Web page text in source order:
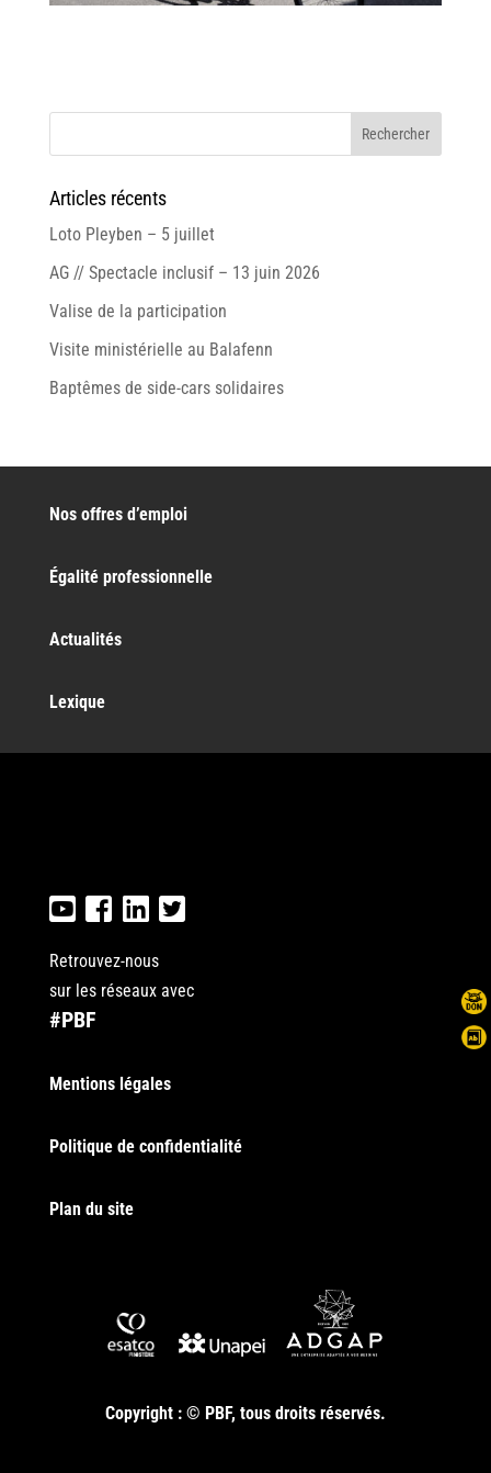
Articles récents
Loto Pleyben – 5 juillet
AG // Spectacle inclusif – 13 juin 2026
Valise de la participation
Visite ministérielle au Balafenn
Baptêmes de side-cars solidaires
Nos offres d’emploi
Égalité professionnelle
Actualités
Lexique
Retrouvez-nous
sur les réseaux avec
#PBF
Mentions légales
Politique de confidentialité
Plan du site
Copyright : © PBF, tous droits réservés.